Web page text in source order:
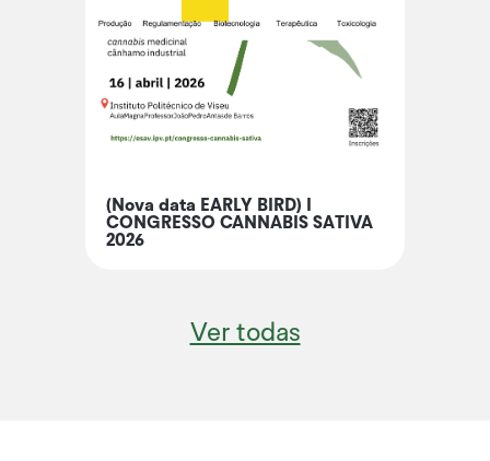
(Nova data EARLY BIRD) I
CONGRESSO CANNABIS SATIVA
2026
Ver todas